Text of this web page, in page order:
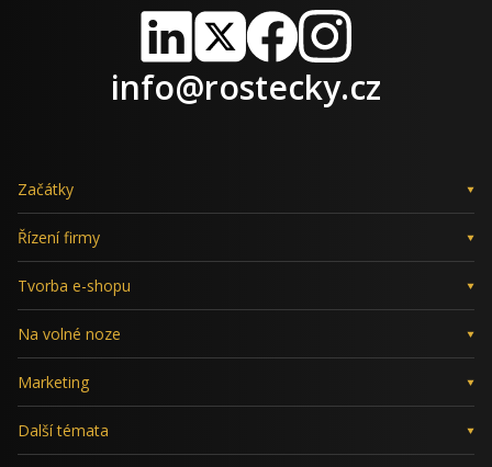
LinkedIn
X FacebookInstagram
info@rostecky.cz
Začátky
Řízení firmy
Tvorba e-shopu
Na volné noze
Marketing
Další témata